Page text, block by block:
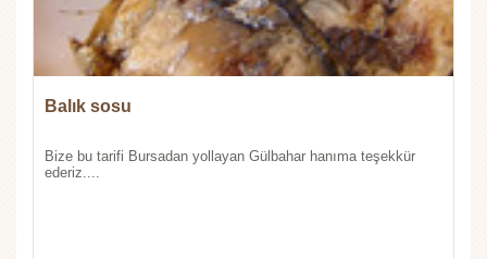
Balık sosu
Bize bu tarifi Bursadan yollayan Gülbahar hanıma teşekkür
ederiz....